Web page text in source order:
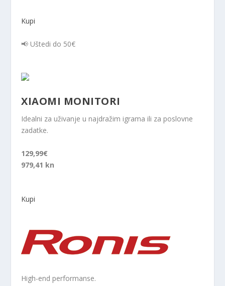
Kupi
📢 Uštedi do 50€
XIAOMI MONITORI
Idealni za uživanje u najdražim igrama ili za poslovne
zadatke.
129,99€
979,41 kn
Kupi
High-end performanse.